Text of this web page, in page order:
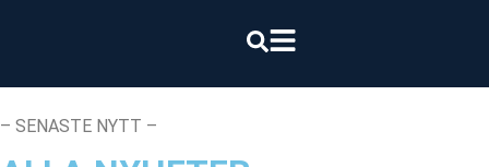
– SENASTE NYTT –